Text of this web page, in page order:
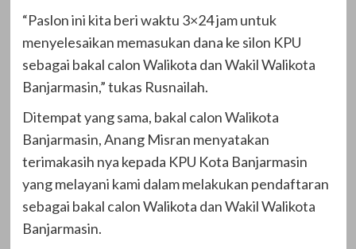
“Paslon ini kita beri waktu 3×24 jam untuk
menyelesaikan memasukan dana ke silon KPU
sebagai bakal calon Walikota dan Wakil Walikota
Banjarmasin,” tukas Rusnailah.
Ditempat yang sama, bakal calon Walikota
Banjarmasin, Anang Misran menyatakan
terimakasih nya kepada KPU Kota Banjarmasin
yang melayani kami dalam melakukan pendaftaran
sebagai bakal calon Walikota dan Wakil Walikota
Banjarmasin.